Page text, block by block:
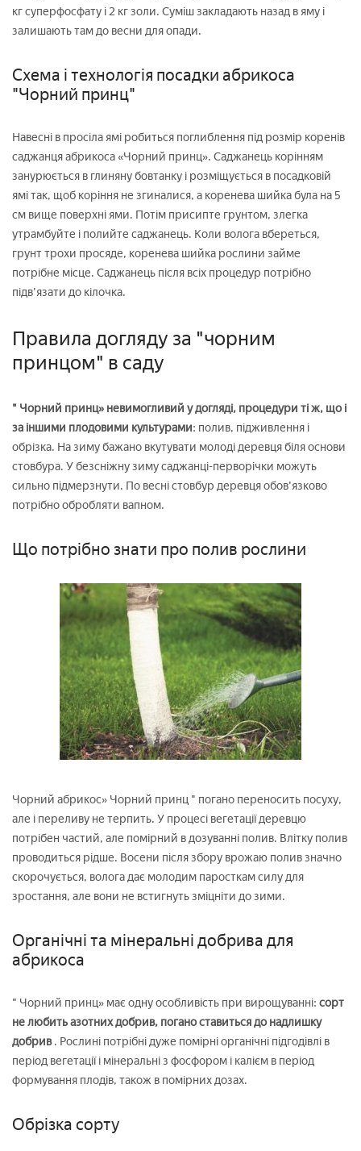
кг суперфосфату і 2 кг золи. Суміш закладають назад в яму і
залишають там до весни для опади.
Схема і технологія посадки абрикоса
"Чорний принц"
Навесні в просіла ямі робиться поглиблення під розмір коренів
саджанця абрикоса «Чорний принц». Саджанець корінням
занурюється в глиняну бовтанку і розміщується в посадковій
ямі так, щоб коріння не згиналися, а коренева шийка була на 5
см вище поверхні ями. Потім присипте грунтом, злегка
утрамбуйте і полийте саджанець. Коли волога вбереться,
грунт трохи просяде, коренева шийка рослини займе
потрібне місце. Саджанець після всіх процедур потрібно
підв'язати до кілочка.
Правила догляду за "чорним
принцом" в саду
" Чорний принц» невимогливий у догляді, процедури ті ж, що і
за іншими плодовими культурами: полив, підживлення і
обрізка. На зиму бажано вкутувати молоді деревця біля основи
стовбура. У безсніжну зиму саджанці-перворічки можуть
сильно підмерзнути. По весні стовбур деревця обов'язково
потрібно обробляти вапном.
Що потрібно знати про полив рослини
Чорний абрикос» Чорний принц " погано переносить посуху,
але і переливу не терпить. У процесі вегетації деревцю
потрібен частий, але помірний в дозуванні полив. Влітку полив
проводиться рідше. Восени після збору врожаю полив значно
скорочується, волога дає молодим паросткам силу для
зростання, але вони не встигнуть зміцніти до зими.
Органічні та мінеральні добрива для
абрикоса
" Чорний принц» має одну особливість при вирощуванні: сорт
не любить азотних добрив, погано ставиться до надлишку
добрив. Рослині потрібні дуже помірні органічні підгодівлі в
період вегетації і мінеральні з фосфором і калієм в період
формування плодів, також в помірних дозах.
Обрізка сорту